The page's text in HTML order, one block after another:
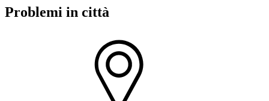
Problemi in città